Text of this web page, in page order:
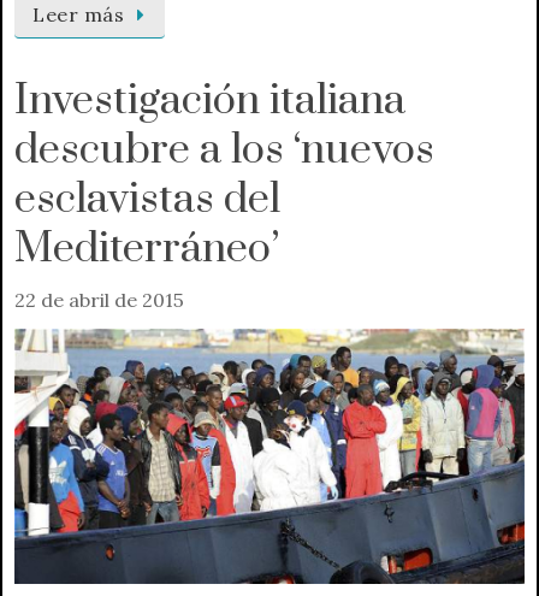
Leer más
Investigación italiana
descubre a los ‘nuevos
esclavistas del
Mediterráneo’
22 de abril de 2015